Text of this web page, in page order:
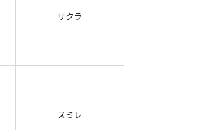
サクラ
スミレ